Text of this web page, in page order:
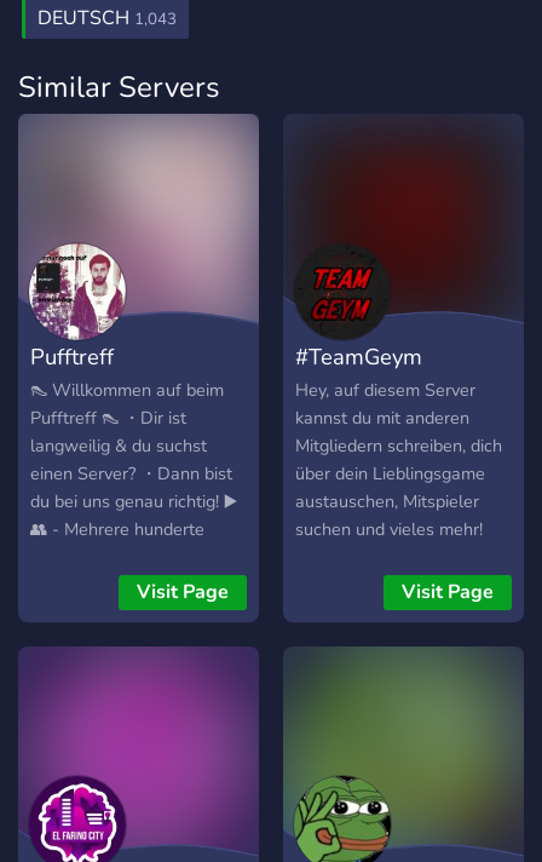
DEUTSCH 1,043
Similar Servers
Pufftreff
👠 Willkommen auf beim
Pufftreff 👠 ・Dir ist
langweilig & du suchst
einen Server? ・Dann bist
du bei uns genau richtig! ▶️
👥 - Mehrere hunderte
aktive Chats & Voice
Channels ▶️ 🎉 -
Gewinnspiele (Nitro,
Blackjack, Dice etc.) ▶️ 🗓️ -
Tägliche Events! Wir freuen
uns auf dich! ( ͡° ͜ʖ ͡°)
Visit Page
#TeamGeym
Hey, auf diesem Server
kannst du mit anderen
Mitgliedern schreiben, dich
über dein Lieblingsgame
austauschen, Mitspieler
suchen und vieles mehr!
eine nette Community um
sich über Gaming und mehr
zu unterhalten. -
eigenen Sprachkanäle zu
erstellen und diese dann zu
verwalten. - einen
Visit Page